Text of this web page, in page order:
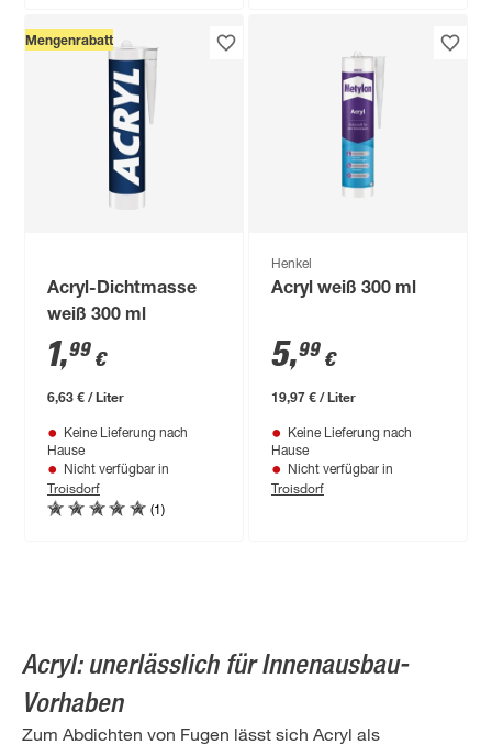
Mengenrabatt
Acryl-Dichtmasse
weiß 300 ml
1,99 €
6,63 € / Liter
Keine Lieferung nach
Hause
Nicht verfügbar in
Troisdorf
(1)
Henkel
Acryl weiß 300 ml
5,99 €
19,97 € / Liter
Keine Lieferung nach
Hause
Nicht verfügbar in
Troisdorf
Acryl: unerlässlich für Innenausbau-
Vorhaben
Zum Abdichten von Fugen lässt sich Acryl als